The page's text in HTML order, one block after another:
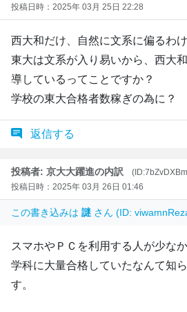
投稿日時：2025年 03月 25日 22:28
西大和だけ、自然に文系に偏るわ
東大は文系が入り易いから、西大
導しているってことですか？
学校の東大合格者数稼ぎの為に？
返信する
投稿者: 京大大躍進の内訳
投稿日時：2025年 03月 26日 01:46
この書き込みは 謎 さん (ID:
スマホやＰＣを利用する人が少な
学科に大量合格していたなんて知
す。